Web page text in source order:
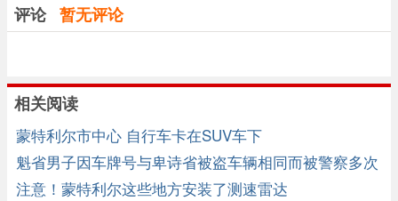
评论 暂无评论
相关阅读
蒙特利尔市中心 自行车卡在SUV车下
魁省男子因车牌号与卑诗省被盗车辆相同而被警察多次
拦截
注意！蒙特利尔这些地方安装了测速雷达